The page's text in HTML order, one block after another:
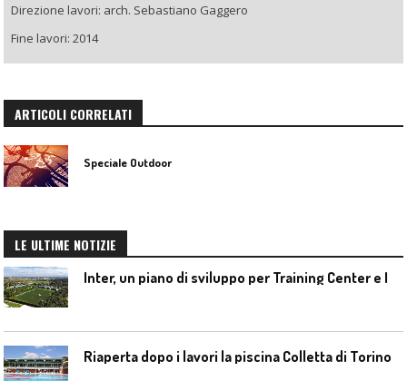
Direzione lavori: arch. Sebastiano Gaggero
Fine lavori: 2014
ARTICOLI CORRELATI
Speciale Outdoor
LE ULTIME NOTIZIE
Riaperta dopo i lavori la piscina Colletta di Torino